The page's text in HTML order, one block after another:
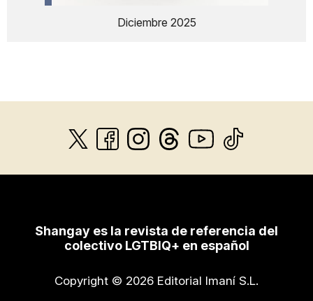
Diciembre 2025
Shangay es la revista de referencia del
colectivo LGTBIQ+ en español
Copyright © 2026 Editorial Imaní S.L.